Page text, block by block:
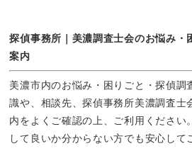
探偵事務所｜美濃調査士会のお悩み・
案内
美濃市内のお悩み・困りごと・探偵調
識や、相談先、探偵事務所美濃調査士
内をよくご確認の上、ご利用ください
して良いか分からない方でも安心して